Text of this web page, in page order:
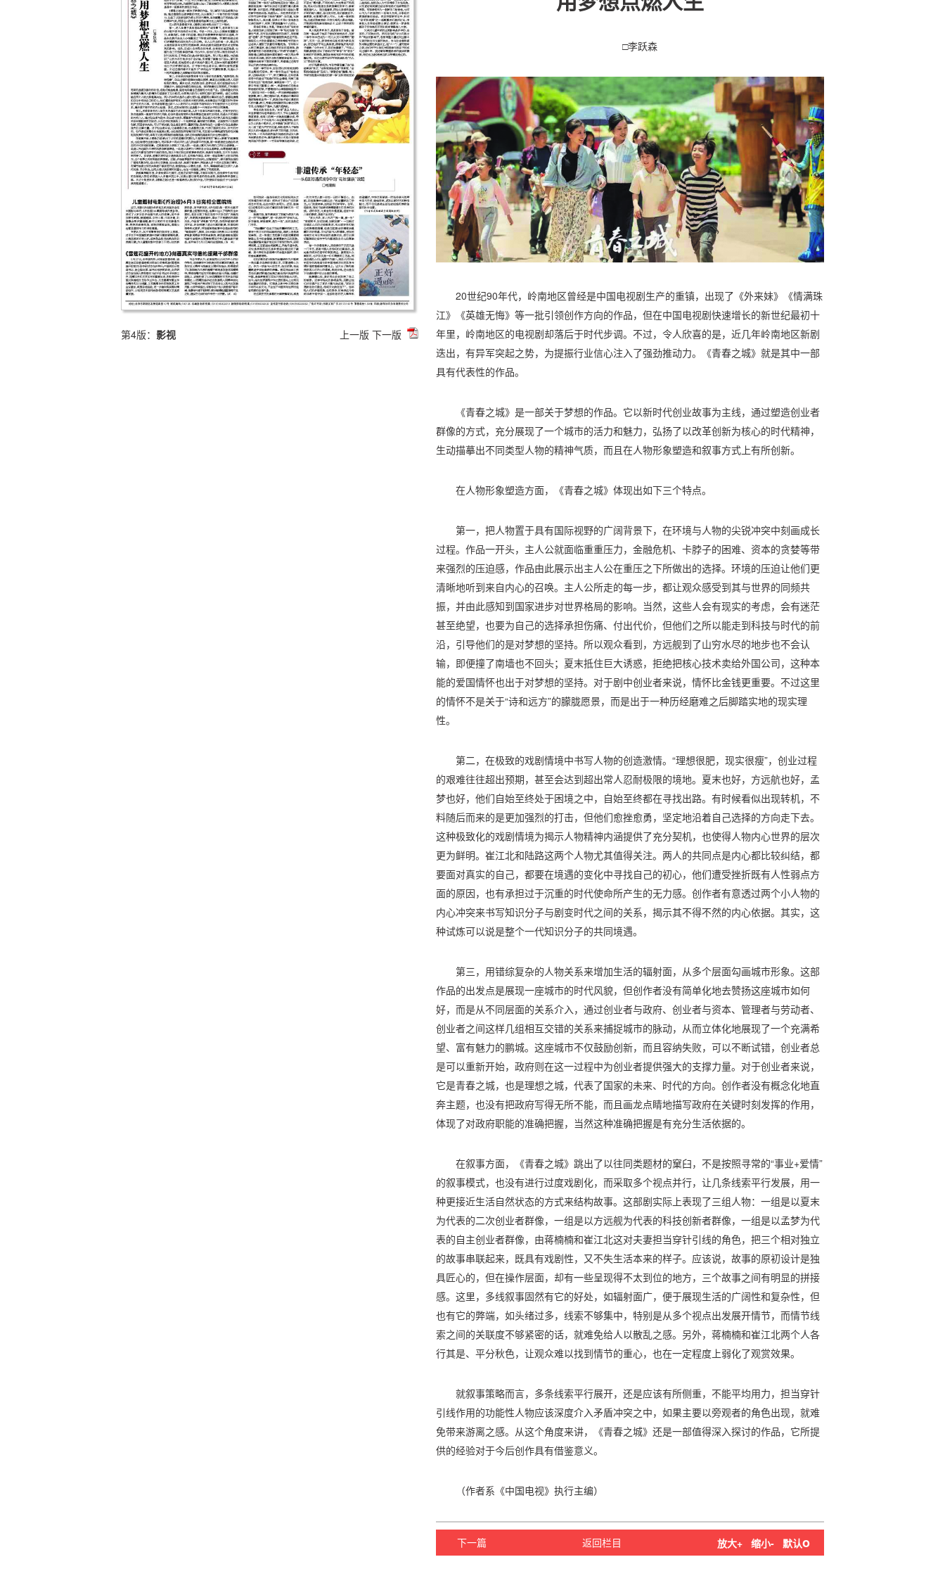
第4版： 影视 上一版 下一版
□李跃森
20世纪90年代，岭南地区曾经是中国电视剧生产的重镇，出现了《外来妹》《情满珠
江》《英雄无悔》等一批引领创作方向的作品，但在中国电视剧快速增长的新世纪最初十
年里，岭南地区的电视剧却落后于时代步调。不过，令人欣喜的是，近几年岭南地区新剧
迭出，有异军突起之势，为提振行业信心注入了强劲推动力。《青春之城》就是其中一部
具有代表性的作品。
《青春之城》是一部关于梦想的作品。它以新时代创业故事为主线，通过塑造创业者
群像的方式，充分展现了一个城市的活力和魅力，弘扬了以改革创新为核心的时代精神，
生动描摹出不同类型人物的精神气质，而且在人物形象塑造和叙事方式上有所创新。
在人物形象塑造方面，《青春之城》体现出如下三个特点。
第一，把人物置于具有国际视野的广阔背景下，在环境与人物的尖锐冲突中刻画成长
过程。作品一开头，主人公就面临重重压力，金融危机、卡脖子的困难、资本的贪婪等带
来强烈的压迫感，作品由此展示出主人公在重压之下所做出的选择。环境的压迫让他们更
清晰地听到来自内心的召唤。主人公所走的每一步，都让观众感受到其与世界的同频共
振，并由此感知到国家进步对世界格局的影响。当然，这些人会有现实的考虑，会有迷茫
甚至绝望，也要为自己的选择承担伤痛、付出代价，但他们之所以能走到科技与时代的前
沿，引导他们的是对梦想的坚持。所以观众看到，方远舰到了山穷水尽的地步也不会认
输，即便撞了南墙也不回头；夏末抵住巨大诱惑，拒绝把核心技术卖给外国公司，这种本
能的爱国情怀也出于对梦想的坚持。对于剧中创业者来说，情怀比金钱更重要。不过这里
的情怀不是关于“诗和远方”的朦胧愿景，而是出于一种历经磨难之后脚踏实地的现实理
性。
第二，在极致的戏剧情境中书写人物的创造激情。“理想很肥，现实很瘦”，创业过程
的艰难往往超出预期，甚至会达到超出常人忍耐极限的境地。夏末也好，方远航也好，孟
梦也好，他们自始至终处于困境之中，自始至终都在寻找出路。有时候看似出现转机，不
料随后而来的是更加强烈的打击，但他们愈挫愈勇，坚定地沿着自己选择的方向走下去。
这种极致化的戏剧情境为揭示人物精神内涵提供了充分契机，也使得人物内心世界的层次
更为鲜明。崔江北和陆路这两个人物尤其值得关注。两人的共同点是内心都比较纠结，都
要面对真实的自己，都要在境遇的变化中寻找自己的初心，他们遭受挫折既有人性弱点方
面的原因，也有承担过于沉重的时代使命所产生的无力感。创作者有意透过两个小人物的
内心冲突来书写知识分子与剧变时代之间的关系，揭示其不得不然的内心依据。其实，这
种试炼可以说是整个一代知识分子的共同境遇。
第三，用错综复杂的人物关系来增加生活的辐射面，从多个层面勾画城市形象。这部
作品的出发点是展现一座城市的时代风貌，但创作者没有简单化地去赞扬这座城市如何
好，而是从不同层面的关系介入，通过创业者与政府、创业者与资本、管理者与劳动者、
创业者之间这样几组相互交错的关系来捕捉城市的脉动，从而立体化地展现了一个充满希
望、富有魅力的鹏城。这座城市不仅鼓励创新，而且容纳失败，可以不断试错，创业者总
是可以重新开始，政府则在这一过程中为创业者提供强大的支撑力量。对于创业者来说，
它是青春之城，也是理想之城，代表了国家的未来、时代的方向。创作者没有概念化地直
奔主题，也没有把政府写得无所不能，而且画龙点睛地描写政府在关键时刻发挥的作用，
体现了对政府职能的准确把握，当然这种准确把握是有充分生活依据的。
在叙事方面，《青春之城》跳出了以往同类题材的窠臼，不是按照寻常的“事业+爱情”
的叙事模式，也没有进行过度戏剧化，而采取多个视点并行，让几条线索平行发展，用一
种更接近生活自然状态的方式来结构故事。这部剧实际上表现了三组人物：一组是以夏末
为代表的二次创业者群像，一组是以方远舰为代表的科技创新者群像，一组是以孟梦为代
表的自主创业者群像，由蒋楠楠和崔江北这对夫妻担当穿针引线的角色，把三个相对独立
的故事串联起来，既具有戏剧性，又不失生活本来的样子。应该说，故事的原初设计是独
具匠心的，但在操作层面，却有一些呈现得不太到位的地方，三个故事之间有明显的拼接
感。这里，多线叙事固然有它的好处，如辐射面广，便于展现生活的广阔性和复杂性，但
也有它的弊端，如头绪过多，线索不够集中，特别是从多个视点出发展开情节，而情节线
索之间的关联度不够紧密的话，就难免给人以散乱之感。另外，蒋楠楠和崔江北两个人各
行其是、平分秋色，让观众难以找到情节的重心，也在一定程度上弱化了观赏效果。
就叙事策略而言，多条线索平行展开，还是应该有所侧重，不能平均用力，担当穿针
引线作用的功能性人物应该深度介入矛盾冲突之中，如果主要以旁观者的角色出现，就难
免带来游离之感。从这个角度来讲，《青春之城》还是一部值得深入探讨的作品，它所提
供的经验对于今后创作具有借鉴意义。
（作者系《中国电视》执行主编）
返回栏目
下一篇 放大+ 缩小- 默认o